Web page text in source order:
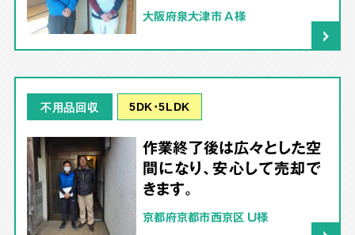
大阪府泉大津市 A様
不用品回収 5DK･5LDK
作業終了後は広々とした空
間になり、安心して売却で
きます。
京都府京都市西京区 U様